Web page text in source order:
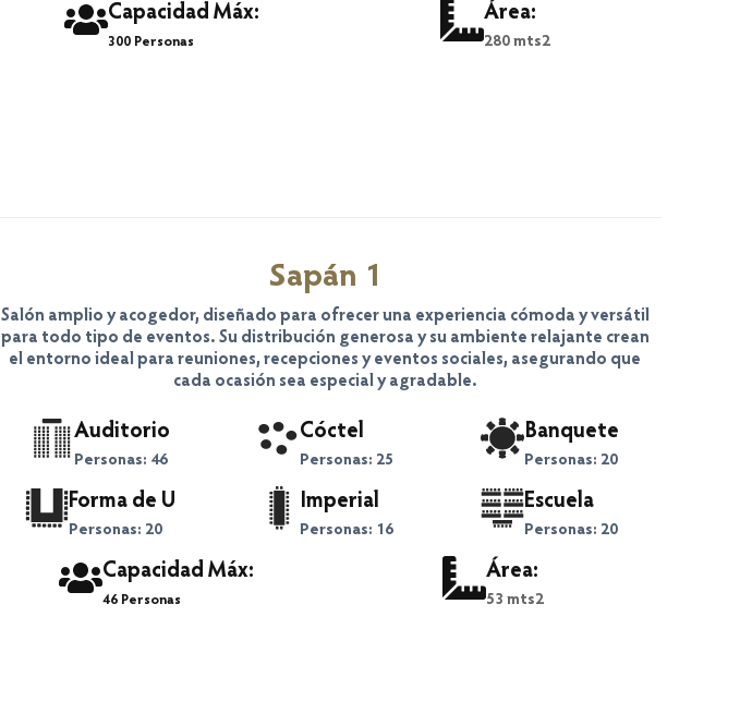
Capacidad Máx:
300 Personas
Área:
280 mts2
Sapán 1
Salón amplio y acogedor, diseñado para ofrecer una experiencia cómoda y versátil
para todo tipo de eventos. Su distribución generosa y su ambiente relajante crean
el entorno ideal para reuniones, recepciones y eventos sociales, asegurando que
cada ocasión sea especial y agradable.
Auditorio
Personas: 46
Cóctel
Personas: 25
Banquete
Personas: 20
Forma de U
Personas: 20
Imperial
Personas: 16
Escuela
Personas: 20
Capacidad Máx:
46 Personas
Área:
53 mts2